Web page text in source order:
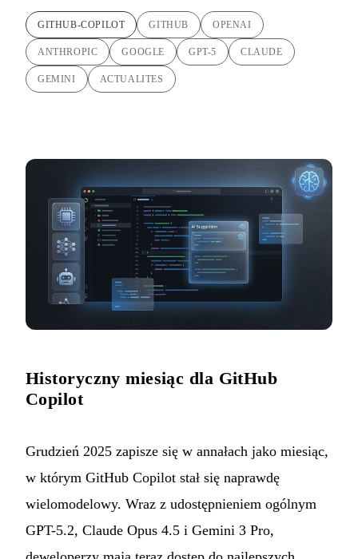
GITHUB-COPILOT GITHUB OPENAI
ANTHROPIC GOOGLE GPT-5 CLAUDE
GEMINI ACTUALITES
Historyczny miesiąc dla GitHub
Copilot
Grudzień 2025 zapisze się w annałach jako miesiąc,
w którym GitHub Copilot stał się naprawdę
wielomodelowy. Wraz z udostępnieniem ogólnym
GPT-5.2, Claude Opus 4.5 i Gemini 3 Pro,